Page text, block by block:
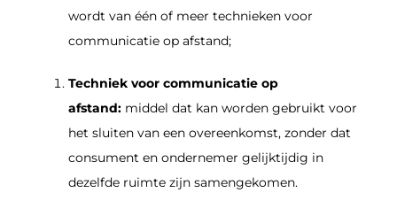
wordt van één of meer technieken voor
communicatie op afstand;
Techniek voor communicatie op
afstand: middel dat kan worden gebruikt voor
het sluiten van een overeenkomst, zonder dat
consument en ondernemer gelijktijdig in
dezelfde ruimte zijn samengekomen.